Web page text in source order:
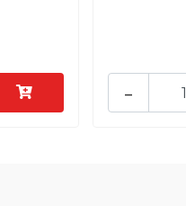
-